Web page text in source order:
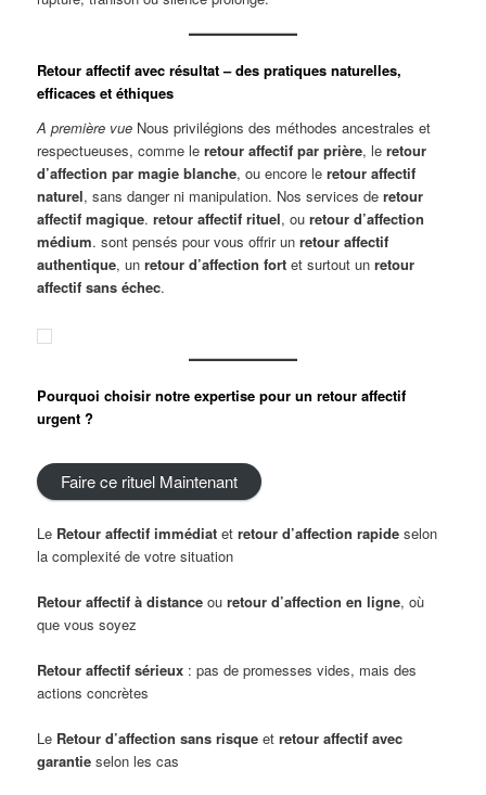
Retour affectif avec résultat – des pratiques naturelles,
efficaces et éthiques
A première vue Nous privilégions des méthodes ancestrales et
respectueuses, comme leretour affectif par prière, leretour
d’affection par magie blanche, ou encore leretour affectif
naturel, sans danger ni manipulation. Nos services deretour
affectif magique.retour affectif rituel, ouretour d’affection
médium. sont pensés pour vous offrir unretour affectif
authentique, unretour d’affection fort et surtout unretour
affectif sans échec.
Pourquoi choisir notre expertise pour un retour affectif
urgent ?
Faire ce rituel Maintenant
Le Retour affectif immédiat etretour d’affection rapide selon
la complexité de votre situation
Retour affectif à distance ouretour d’affection en ligne, où
que vous soyez
Retour affectif sérieux : pas de promesses vides, mais des
actions concrètes
Le Retour d’affection sans risque etretour affectif avec
garantie selon les cas